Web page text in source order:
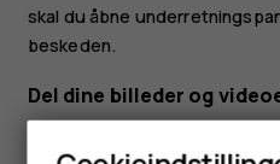
skal du åbne
beskeden.
Del dine billeder og